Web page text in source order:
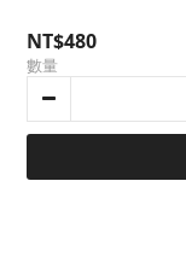
NT$480
數量